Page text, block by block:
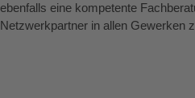
ebenfalls eine kompetente
Netzwerkpartner in allen Gewerken